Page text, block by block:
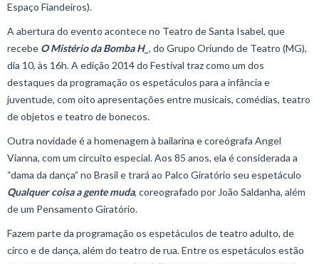
Espaço Fiandeiros).
A abertura do evento acontece no Teatro de Santa Isabel, que
recebe O Mistério da Bomba H_ , do Grupo Oriundo de Teatro (MG),
dia 10, às 16h. A edição 2014 do Festival traz como um dos
destaques da programação os espetáculos para a infância e
juventude, com oito apresentações entre musicais, comédias, teatro
de objetos e teatro de bonecos.
Outra novidade é a homenagem à bailarina e coreógrafa Angel
Vianna, com um circuito especial. Aos 85 anos, ela é considerada a
“dama da dança” no Brasil e trará ao Palco Giratório seu espetáculo
Qualquer coisa a gente muda, coreografado por João Saldanha, além
de um Pensamento Giratório.
Fazem parte da programação os espetáculos de teatro adulto, de
circo e de dança, além do teatro de rua. Entre os espetáculos estão